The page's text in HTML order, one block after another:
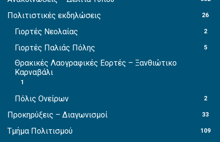
Πολιτιστικές εκδηλώσεις 26
Γιορτές Νεολαίας 2
Γιορτές Παλιάς Πόλης 5
Θρακικές Λαογραφικές Εορτές – Ξανθιώτικο
Καρναβάλι
1
Πόλις Ονείρων 2
Προκηρύξεις – Διαγωνισμοί 33
Τμήμα Πολιτισμού 109